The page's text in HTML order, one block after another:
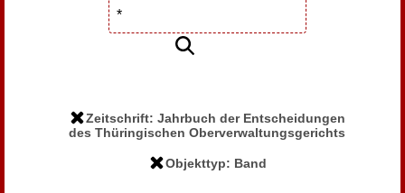
Zeitschrift: Jahrbuch der Entscheidungen
des Thüringischen Oberverwaltungsgerichts
Objekttyp: Band